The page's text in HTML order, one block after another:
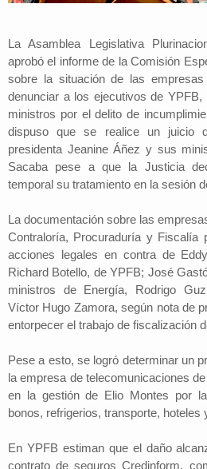
La Asamblea Legislativa
aprobó el informe de la Comisión
sobre la situación de las
denunciar a los ejecutivos de
ministros por el delito de
dispuso que se realice un juicio
presidenta Jeanine Áñez y sus
Sacaba pese a que la Justicia
temporal su tratamiento en la sesión
La documentación sobre las
Contraloría, Procuraduría y Fiscalía
acciones legales en contra de
Richard Botello, de YPFB; José
ministros de Energía, Rodrigo
Víctor Hugo Zamora, según nota de
entorpecer el trabajo de fiscalización
Pese a esto, se logró determinar un
la empresa de telecomunicaciones
en la gestión de Elio Montes por
bonos, refrigerios, transporte, hoteles
En YPFB estiman que el daño
contrato de seguros Credinform,